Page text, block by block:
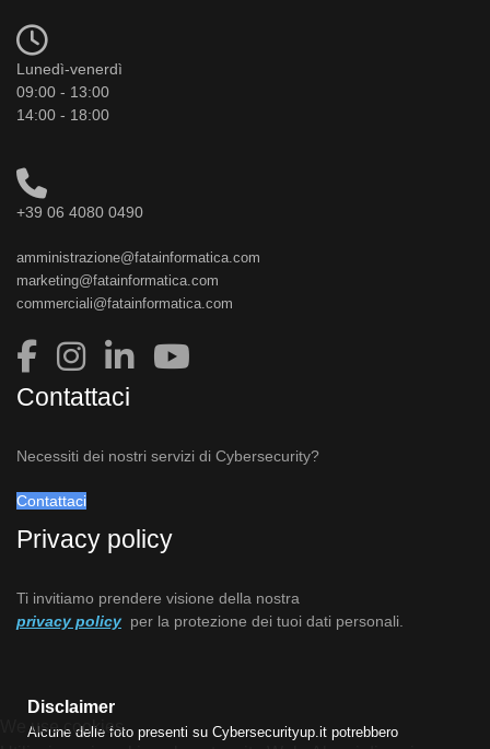
Lunedì-venerdì
09:00 - 13:00
14:00 - 18:00
+39 06 4080 0490
amministrazione@fatainformatica.com
marketing@fatainformatica.com
commerciali@fatainformatica.com
Contattaci
Necessiti dei nostri servizi di Cybersecurity?
Contattaci
Privacy policy
Ti invitiamo prendere visione della nostra
privacy policy per la protezione dei tuoi dati personali.
Disclaimer
Alcune delle foto presenti su Cybersecurityup.it potrebbero
We use cookies